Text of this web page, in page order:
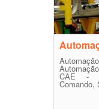
CAE -
Comando,